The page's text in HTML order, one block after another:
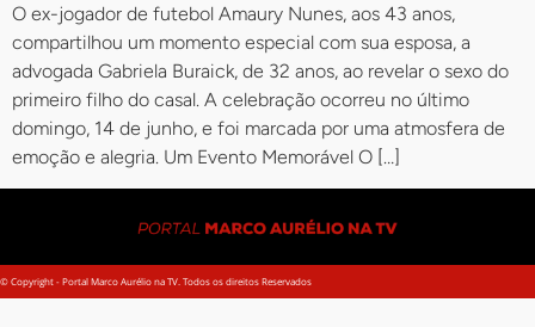
O ex-jogador de futebol Amaury Nunes, aos 43 anos,
compartilhou um momento especial com sua esposa, a
advogada Gabriela Buraick, de 32 anos, ao revelar o sexo do
primeiro filho do casal. A celebração ocorreu no último
domingo, 14 de junho, e foi marcada por uma atmosfera de
emoção e alegria. Um Evento Memorável O […]
© Copyright - Portal Marco Aurélio na TV. Todos os direitos Reservados